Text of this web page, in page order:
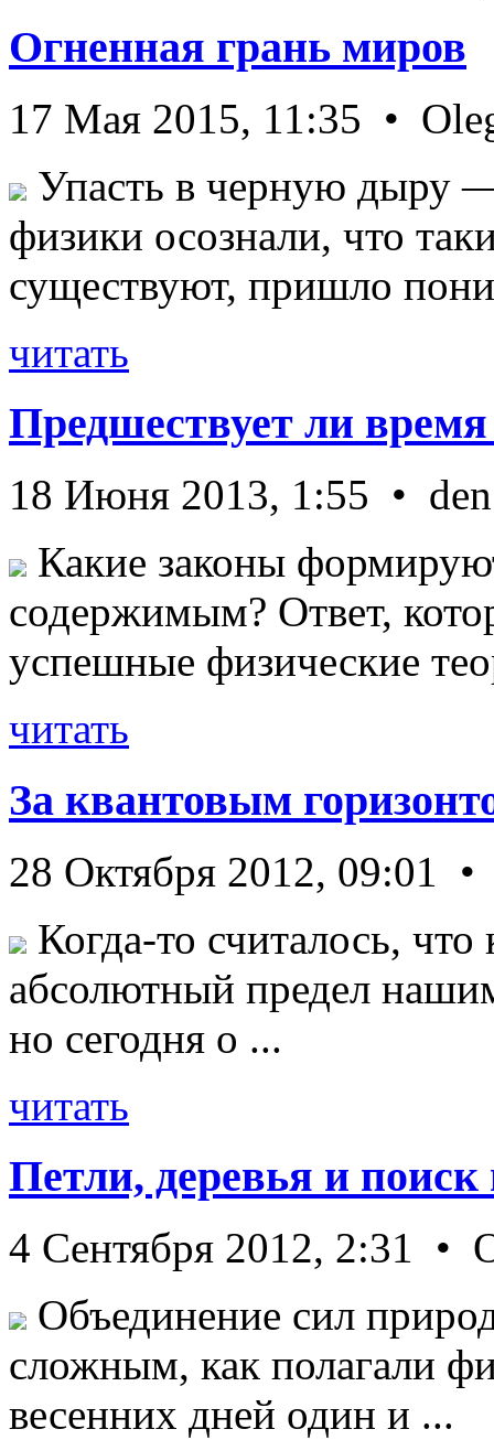
Огненная грань миров
17 Мая 2015, 11:35 •
Упасть в черную дыру
физики осознали, что
существуют, пришло
читать
Предшествует ли
18 Июня 2013, 1:55 • den
Какие законы
содержимым? Ответ,
успешные физические
читать
За квантовым
28 Октября 2012, 09:01
Когда-то считалось, что
абсолютный предел
но сегодня о ...
читать
Петли, деревья и
4 Сентября 2012, 2:31 •
Объединение сил
сложным, как полагали
весенних дней один и ...